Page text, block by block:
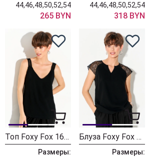
44,46,48,50,52,54
265 BYN
44,46,48,50,52,54
318 BYN
Топ Foxy Fox 1684 черный
Размеры:
Блуза Foxy Fox 1685 черный
Размеры: